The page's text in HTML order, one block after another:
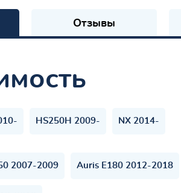
Отзывы
HS250H 2009- NX 2014-
2007-2009 Auris E180 2012-2018